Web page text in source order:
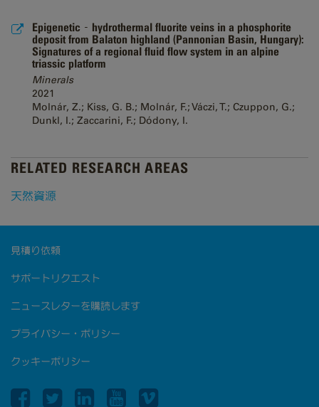
Epigenetic‐hydrothermal fluorite veins in a phosphorite
deposit from Balaton highland (Pannonian Basin, Hungary):
Signatures of a regional fluid flow system in an alpine
triassic platform
Minerals
2021
Molnár, Z.; Kiss, G. B.; Molnár, F.; Váczi, T.; Czuppon, G.;
Dunkl, I.; Zaccarini, F.; Dódony, I.
RELATED RESEARCH AREAS
天然資源
見積り依頼
サポートリクエスト
ニュースレターを購読します
プライバシー・ポリシー
クッキーポリシー